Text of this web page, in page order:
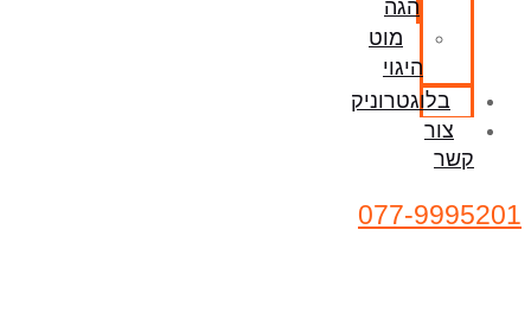
הגה
מוט
היגוי
בלוגטרוניק
צור
קשר
077-9995201